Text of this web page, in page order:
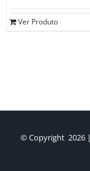
Ver Produto
© Copyright 2026